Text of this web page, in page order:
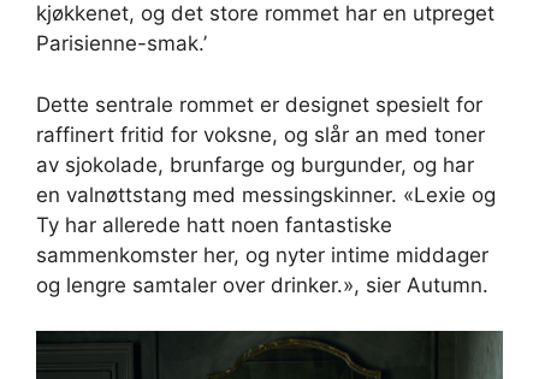
kjøkkenet, og det store rommet har en utpreget
Parisienne-smak.’
Dette sentrale rommet er designet spesielt for
raffinert fritid for voksne, og slår an med toner
av sjokolade, brunfarge og burgunder, og har
en valnøttstang med messingskinner. «Lexie og
Ty har allerede hatt noen fantastiske
sammenkomster her, og nyter intime middager
og lengre samtaler over drinker.», sier Autumn.